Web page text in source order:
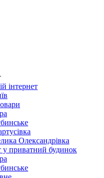
інтернет
Олександрівка
у приватний будинок